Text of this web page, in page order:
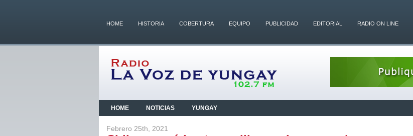
HOME HISTORIA COBERTURA EQUIPO PUBLICIDAD EDITORIAL RADIO ON LINE
HOME NOTICIAS YUNGAY
Febrero 25th, 2021